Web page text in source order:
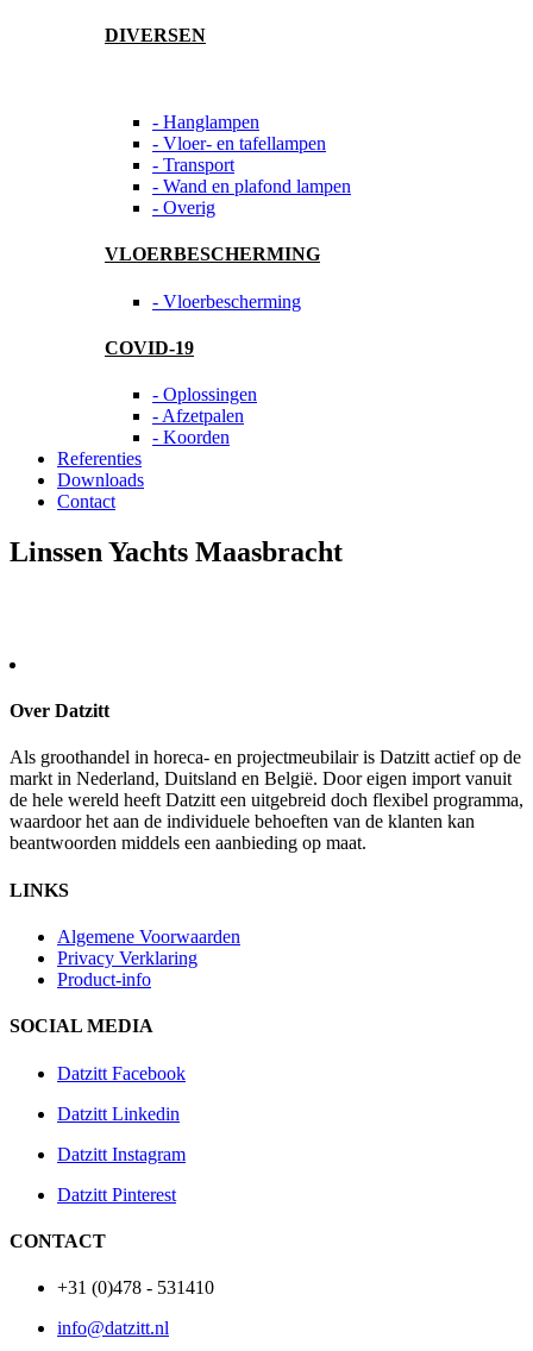
DIVERSEN
- Hanglampen
- Vloer- en tafellampen
- Transport
- Wand en plafond lampen
- Overig
VLOERBESCHERMING
- Vloerbescherming
COVID-19
- Oplossingen
- Afzetpalen
- Koorden
Referenties
Downloads
Contact
Linssen Yachts Maasbracht
Over Datzitt
Als groothandel in horeca- en projectmeubilair is Datzitt actief op de
markt in Nederland, Duitsland en België. Door eigen import vanuit
de hele wereld heeft Datzitt een uitgebreid doch flexibel programma,
waardoor het aan de individuele behoeften van de klanten kan
beantwoorden middels een aanbieding op maat.
LINKS
Algemene Voorwaarden
Privacy Verklaring
Product-info
SOCIAL MEDIA
Datzitt Facebook
Datzitt Linkedin
Datzitt Instagram
Datzitt Pinterest
CONTACT
+31 (0)478 - 531410
info@datzitt.nl